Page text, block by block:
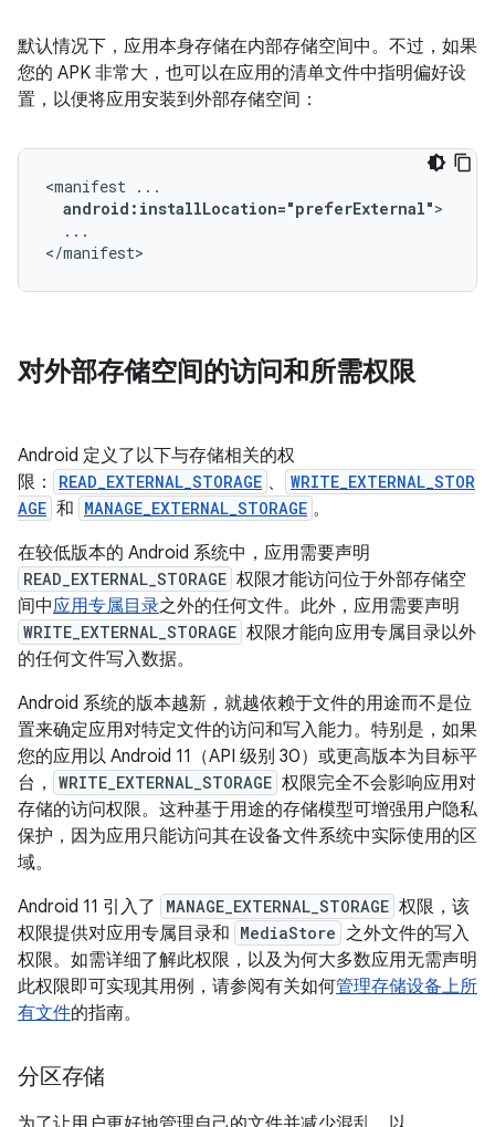
默认情况下，应用本身存储在内部存储空间中。不过，如果
您的 APK 非常大，也可以在应用的清单文件中指明偏好设
置，以便将应用安装到外部存储空间：
<manifest
android:installLocation="preferExternal"
...
</manifest>
对外部存储空间的访问和所需权限
Android 定义了以下与存储相关的权
限：
READ_EXTERNAL_STORAGE 、
WRITE_EXTERNAL_STOR
AGE 和 MANAGE_EXTERNAL_STORAGE 。
在较低版本的 Android 系统中，应用需要声明
READ_EXTERNAL_STORAGE 权限才能访问位于外部存储空
间中应用专属目录之外的任何文件。此外，应用需要声明
WRITE_EXTERNAL_STORAGE 权限才能向应用专属目录以外
的任何文件写入数据。
Android 系统的版本越新，就越依赖于文件的用途而不是位
置来确定应用对特定文件的访问和写入能力。特别是，如果
您的应用以 Android 11（API 级别 30）或更高版本为目标平
台，
WRITE_EXTERNAL_STORAGE 权限完全不会影响应用对
存储的访问权限。这种基于用途的存储模型可增强用户隐私
保护，因为应用只能访问其在设备文件系统中实际使用的区
域。
Android 11 引入了
MANAGE_EXTERNAL_STORAGE 权限，该
权限提供对应用专属目录和 MediaStore 之外文件的写入
权限。如需详细了解此权限，以及为何大多数应用无需声明
此权限即可实现其用例，请参阅有关如何管理存储设备上所
有文件的指南。
分区存储